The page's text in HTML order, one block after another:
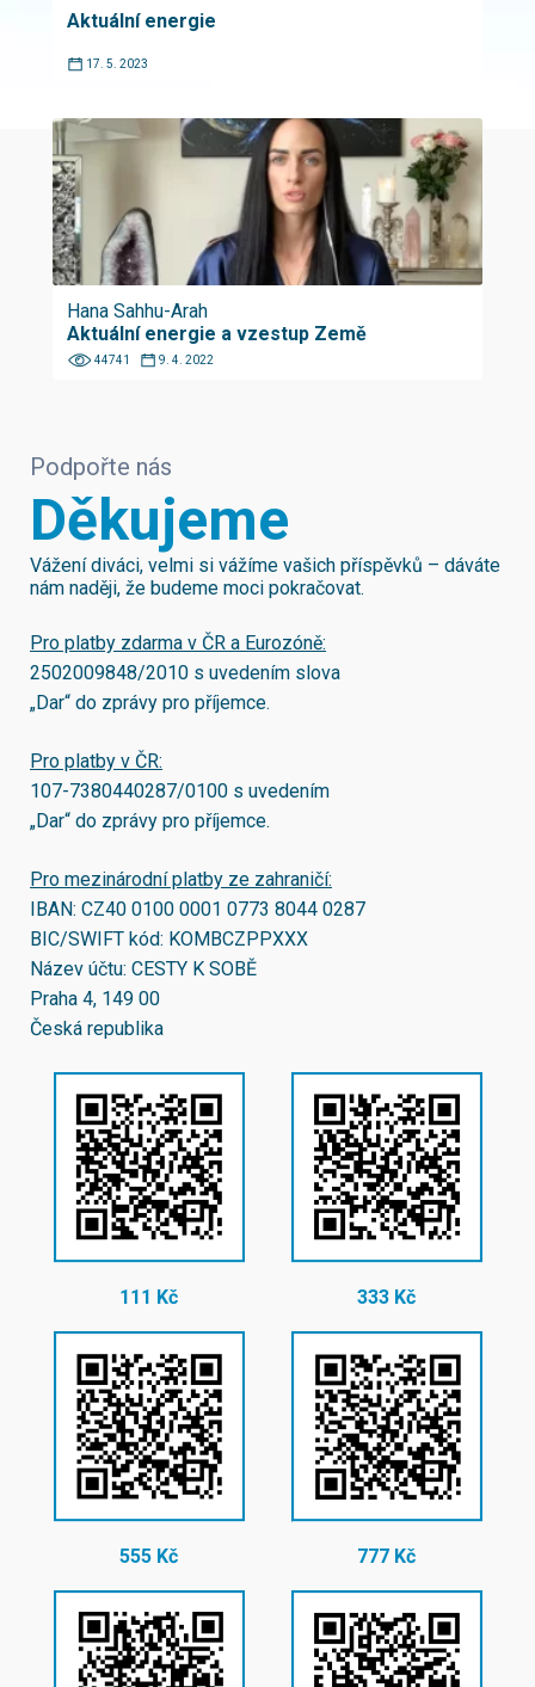
Aktuální energie
17. 5. 2023
Hana Sahhu-Arah
Aktuální energie a vzestup Země
44741 9. 4. 2022
Podpořte nás
Děkujeme
Vážení diváci, velmi si vážíme vašich příspěvků – dáváte
nám naději, že budeme moci pokračovat.
Pro platby zdarma v ČR a Eurozóně:
2502009848/2010 s uvedením slova
„Dar“ do zprávy pro příjemce.
Pro platby v ČR:
107-7380440287/0100 s uvedením
„Dar“ do zprávy pro příjemce.
Pro mezinárodní platby ze zahraničí:
IBAN: CZ40 0100 0001 0773 8044 0287
BIC/SWIFT kód: KOMBCZPPXXX
Název účtu: CESTY K SOBĚ
Praha 4, 149 00
Česká republika
111 Kč 333 Kč
555 Kč 777 Kč